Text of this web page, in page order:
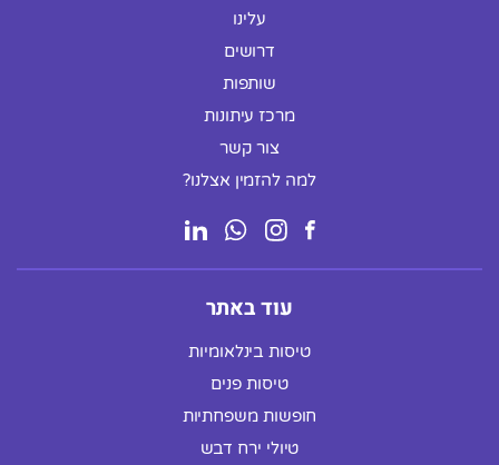
עלינו
דרושים
שותפות
מרכז עיתונות
צור קשר
למה להזמין אצלנו?
עוד באתר
טיסות בינלאומיות
טיסות פנים
חופשות משפחתיות
טיולי ירח דבש